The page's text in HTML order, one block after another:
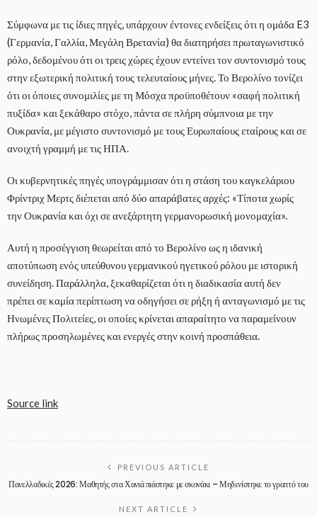
Σύμφωνα με τις ίδιες πηγές, υπάρχουν έντονες ενδείξεις ότι η ομάδα E3
(Γερμανία, Γαλλία, Μεγάλη Βρετανία) θα διατηρήσει πρωταγωνιστικό
ρόλο, δεδομένου ότι οι τρεις χώρες έχουν εντείνει τον συντονισμό τους
στην εξωτερική πολιτική τους τελευταίους μήνες. Το Βερολίνο τονίζει
ότι οι όποιες συνομιλίες με τη Μόσχα προϋποθέτουν «σαφή πολιτική
πυξίδα» και ξεκάθαρο στόχο, πάντα σε πλήρη σύμπνοια με την
Ουκρανία, με μέγιστο συντονισμό με τους Ευρωπαίους εταίρους και σε
ανοιχτή γραμμή με τις ΗΠΑ.
Οι κυβερνητικές πηγές υπογράμμισαν ότι η στάση του καγκελάριου
Φρίντριχ Μερτς διέπεται από δύο απαράβατες αρχές: «Τίποτα χωρίς
την Ουκρανία και όχι σε ανεξάρτητη γερμανορωσική μονομαχία».
Αυτή η προσέγγιση θεωρείται από το Βερολίνο ως η ιδανική
αποτύπωση ενός υπεύθυνου γερμανικού ηγετικού ρόλου με ιστορική
συνείδηση. Παράλληλα, ξεκαθαρίζεται ότι η διαδικασία αυτή δεν
πρέπει σε καμία περίπτωση να οδηγήσει σε ρήξη ή ανταγωνισμό με τις
Ηνωμένες Πολιτείες, οι οποίες κρίνεται απαραίτητο να παραμείνουν
πλήρως προσηλωμένες και ενεργές στην κοινή προσπάθεια.
Source link
PREVIOUS ARTICLE
Πανελλαδικές 2026: Μαθητής στα Χανιά πιάστηκε με σκονάκι – Μηδενίστηκε το γραπτό του
NEXT ARTICLE